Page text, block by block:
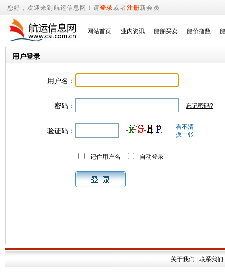
您好，欢迎来到航运信息网！请登录或者注册新会员
网站首页 业内资讯 船舶买卖 船价指数
用户登录
用户名：
密码： 忘记密码?
验证码：
看不清
换一张
记住用户名 自动登录
关于我们 联系我们